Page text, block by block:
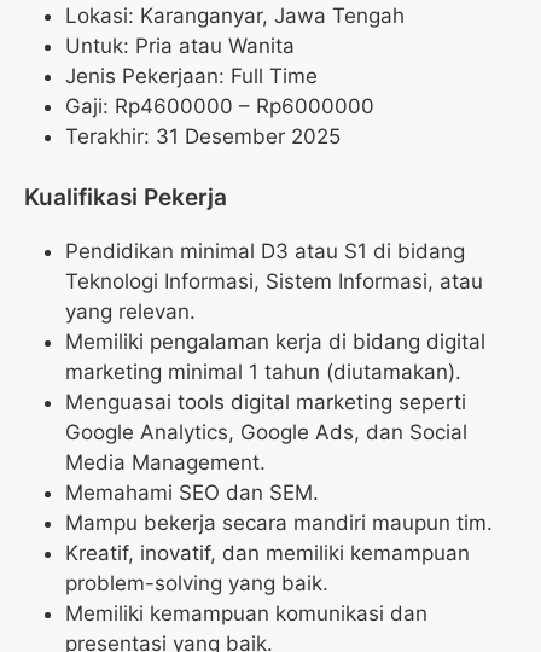
Lokasi: Karanganyar, Jawa Tengah
Untuk: Pria atau Wanita
Jenis Pekerjaan: Full Time
Gaji: Rp4600000 – Rp6000000
Terakhir: 31 Desember 2025
Kualifikasi Pekerja
Pendidikan minimal D3 atau S1 di bidang
Teknologi Informasi, Sistem Informasi, atau
yang relevan.
Memiliki pengalaman kerja di bidang digital
marketing minimal 1 tahun (diutamakan).
Menguasai tools digital marketing seperti
Google Analytics, Google Ads, dan Social
Media Management.
Memahami SEO dan SEM.
Mampu bekerja secara mandiri maupun tim.
Kreatif, inovatif, dan memiliki kemampuan
problem-solving yang baik.
Memiliki kemampuan komunikasi dan
presentasi yang baik.